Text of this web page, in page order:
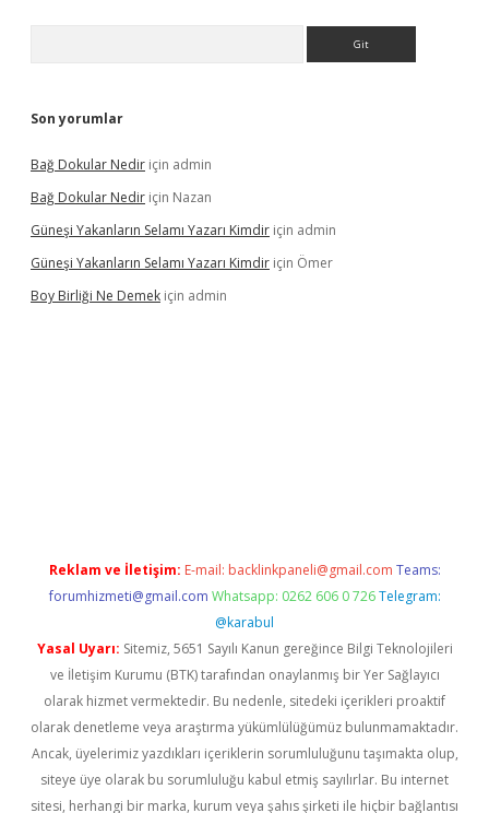
Son yorumlar
Bağ Dokular Nedir için admin
Bağ Dokular Nedir için Nazan
Güneşi Yakanların Selamı Yazarı Kimdir için admin
Güneşi Yakanların Selamı Yazarı Kimdir için Ömer
Boy Birliği Ne Demek için admin
Reklam ve İletişim: E-mail: backlinkpaneli@gmail.com Teams:
forumhizmeti@gmail.com Whatsapp: 0262 606 0 726 Telegram:
@karabul
Yasal Uyarı: Sitemiz, 5651 Sayılı Kanun gereğince Bilgi Teknolojileri
ve İletişim Kurumu (BTK) tarafından onaylanmış bir Yer Sağlayıcı
olarak hizmet vermektedir. Bu nedenle, sitedeki içerikleri proaktif
olarak denetleme veya araştırma yükümlülüğümüz bulunmamaktadır.
Ancak, üyelerimiz yazdıkları içeriklerin sorumluluğunu taşımakta olup,
siteye üye olarak bu sorumluluğu kabul etmiş sayılırlar. Bu internet
sitesi, herhangi bir marka, kurum veya şahıs şirketi ile hiçbir bağlantısı